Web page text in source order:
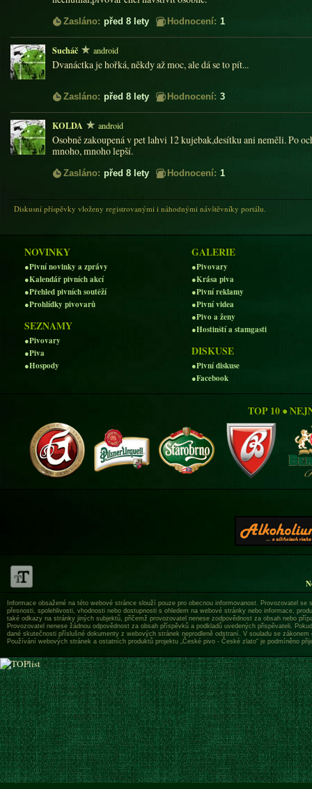
Zasláno: před 8 lety Hodnocení: 1
Sucháč android
Dvanáctka je hořká, někdy až moc, ale dá se to pít...
Zasláno: před 8 lety Hodnocení: 3
KOLDA android
Osobně zakoupená v pet lahvi 12 kujebak,desítku ani neměli. Po
mnoho, mnoho lepší.
Zasláno: před 8 lety Hodnocení: 1
Diskusní příspěvky vloženy registrovanými i náhodnými návštěvníky portálu.
NOVINKY
●Pivní novinky a zprávy
●Kalendář pivních akcí
●Přehled pivních soutěží
●Prohlídky pivovarů
SEZNAMY
●Pivovary
●Piva
●Hospody
GALERIE
●Pivovary
●Krása piva
●Pivní reklamy
●Pivní videa
●Pivo a ženy
●Hostinští a stamgasti
DISKUSE
●Pivní diskuse
●Facebook
TOP 10 ●
N
Informace obsažené na této webové stránce slouží pouze pro obecnou informovanost. Provozovatel
přesnosti, spolehlivosti, vhodnosti nebo dostupnosti s ohledem na webové stránky nebo informace,
také odkazy na stránky jiných subjektů, přičemž provozovatel nenese zodpovědnost za obsah nebo
Provozovatel nenese žádnou odpovědnost za obsah příspěvků a podkladů uvedených přispěvateli.
dané skutečnosti příslušné dokumenty z webových stránek neprodleně odstraní. V souladu se
Používání webových stránek a ostatních produktů projektu „České pivo - České zlato“ je podmíněno